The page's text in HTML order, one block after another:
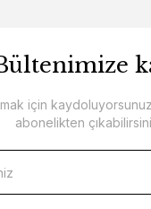
için
abonelikten